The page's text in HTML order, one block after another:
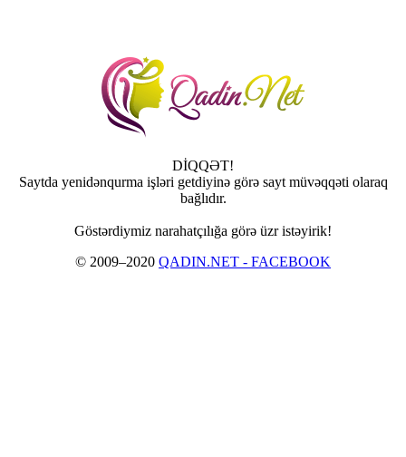
DİQQƏT!
Saytda yenidənqurma işləri getdiyinə görə sayt müvəqqəti olaraq
bağlıdır.
Göstərdiymiz narahatçılığa görə üzr istəyirik!
© 2009–2020 QADIN.NET - FACEBOOK